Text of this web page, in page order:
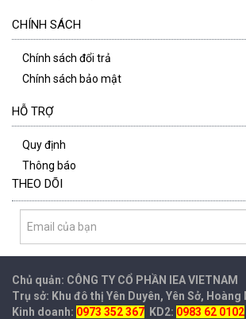
CHÍNH SÁCH
Chính sách đổi trả
Chính sách bảo mật
HỖ TRỢ
Quy định
Thông báo
THEO DÕI
Chủ quản: CÔNG TY CỔ PHẦN IEAVIETNAM
Trụ sở: Khu đô thị Yên Duyên, Yên Sở, Hoàng
Kinh doanh: 0973 352 367 KD2: 0983 62 0102